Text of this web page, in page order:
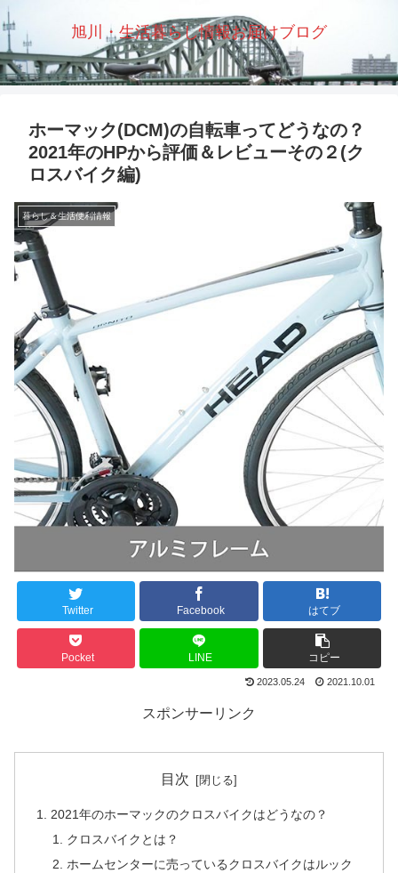
旭川・生活暮らし情報お届けブログ
ホーマック(DCM)の自転車ってどうなの？
2021年のHPから評価＆レビューその２(ク
ロスバイク編)
暮らし＆生活便利情報
Twitter Facebook はてブ
Pocket LINE コピー
2023.05.24 2021.10.01
スポンサーリンク
目次
2021年のホーマックのクロスバイクはどうなの？
クロスバイクとは？
ホームセンターに売っているクロスバイクはルック